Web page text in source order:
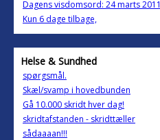
Dagens visdomsord: 24 marts 2011
Kun 6 dage tilbage,
Helse & Sundhed
spørgsmål.
Skæl/svamp i hovedbunden
Gå 10.000 skridt hver dag!
skridtafstanden - skridttæller
sådaaaan!!!